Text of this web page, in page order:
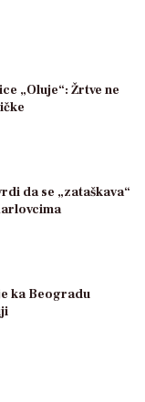
„Oluje“: Žrtve ne
da se „zataškava“
ka Beogradu